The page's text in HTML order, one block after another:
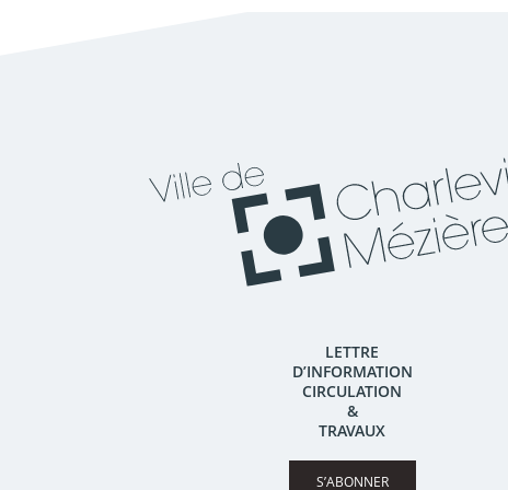
LETTRE
D’INFORMATION
CIRCULATION
&
TRAVAUX
S’ABONNER